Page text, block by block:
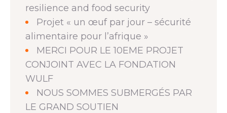
resilience and food security
Projet « un œuf par jour – sécurité
alimentaire pour l’afrique »
MERCI POUR LE 10EME PROJET
CONJOINT AVEC LA FONDATION
WULF
NOUS SOMMES SUBMERGÉS PAR
LE GRAND SOUTIEN